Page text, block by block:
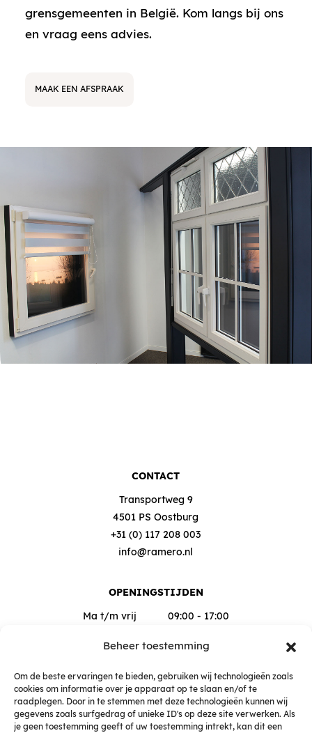
Beheer toestemming
Om de beste ervaringen te bieden, gebruiken wij technologieën zoals
cookies om informatie over je apparaat op te slaan en/of te
raadplegen. Door in te stemmen met deze technologieën kunnen wij
gegevens zoals surfgedrag of unieke ID's op deze site verwerken. Als
je geen toestemming geeft of uw toestemming intrekt, kan dit een
grensgemeenten in België. Kom langs bij ons
en vraag eens advies.
MAAK EEN AFSPRAAK
CONTACT
Transportweg 9
4501 PS Oostburg
+31 (0) 117 208 003
info@ramero.nl
OPENINGSTIJDEN
Ma t/m vrij
09:00 - 17:00
Buiten deze tijden op afspraak